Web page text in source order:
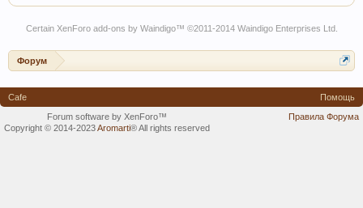
Certain XenForo add-ons by Waindigo™ ©2011-2014 Waindigo Enterprises Ltd.
Форум
Cafe
Помощь
Правила Форума
Forum software by XenForo™
Copyright © 2014-2023Aromarti®All rights reserved